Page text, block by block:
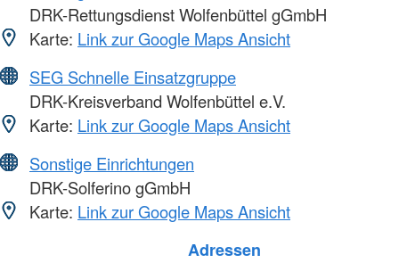
DRK-Rettungsdienst Wolfenbüttel gGmbH
Karte: Link zur Google Maps Ansicht
SEG Schnelle Einsatzgruppe
DRK-Kreisverband Wolfenbüttel e.V.
Karte: Link zur Google Maps Ansicht
Sonstige Einrichtungen
DRK-Solferino gGmbH
Karte: Link zur Google Maps Ansicht
Adressen